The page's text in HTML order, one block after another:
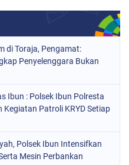
di Toraja, Pengamat:
Penyelenggara Bukan
Ibun : Polsek Ibun Polresta
Patroli KRYD Setiap
Polsek Ibun Intensifkan
Mesin Perbankan